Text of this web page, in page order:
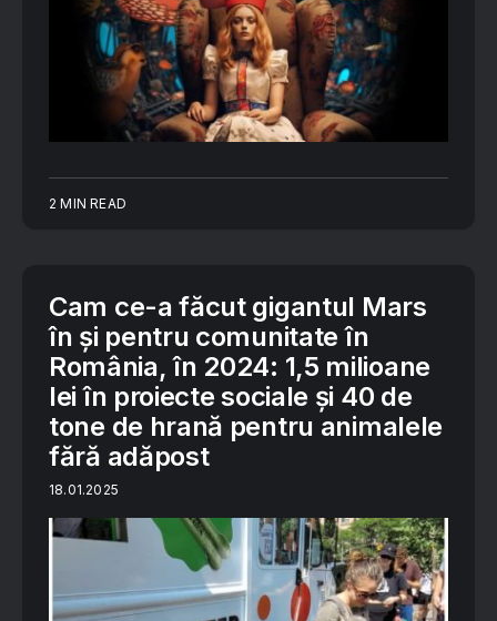
2 MIN READ
Cam ce-a făcut gigantul Mars
în și pentru comunitate în
România, în 2024: 1,5 milioane
lei în proiecte sociale și 40 de
tone de hrană pentru animalele
fără adăpost
18.01.2025